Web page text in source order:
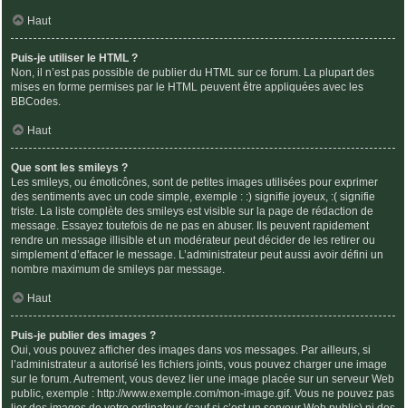
Haut
Puis-je utiliser le HTML ?
Non, il n’est pas possible de publier du HTML sur ce forum. La plupart des
mises en forme permises par le HTML peuvent être appliquées avec les
BBCodes.
Haut
Que sont les smileys ?
Les smileys, ou émoticônes, sont de petites images utilisées pour exprimer
des sentiments avec un code simple, exemple : :) signifie joyeux, :( signifie
triste. La liste complète des smileys est visible sur la page de rédaction de
message. Essayez toutefois de ne pas en abuser. Ils peuvent rapidement
rendre un message illisible et un modérateur peut décider de les retirer ou
simplement d’effacer le message. L’administrateur peut aussi avoir défini un
nombre maximum de smileys par message.
Haut
Puis-je publier des images ?
Oui, vous pouvez afficher des images dans vos messages. Par ailleurs, si
l’administrateur a autorisé les fichiers joints, vous pouvez charger une image
sur le forum. Autrement, vous devez lier une image placée sur un serveur Web
public, exemple : http://www.exemple.com/mon-image.gif. Vous ne pouvez pas